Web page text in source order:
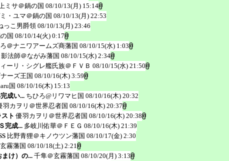
ミサ＠鍋の国 08/10/13(月) 15:14
・ユマ＠鍋の国 08/10/13(月) 22:53
っこ男爵領 08/10/13(月) 23:46
国 08/10/14(火) 0:17
＠ナニワアームズ商藩国 08/10/15(水) 1:03
影法師＠ながみ藩国 08/10/15(水) 2:34
ーリ・シグレ艦氏族＠ＦＶＢ 08/10/15(水) 21:50
ーズ王国 08/10/16(木) 3:59
国 08/10/16(木) 15:13
成い... ちひろ@リワマヒ国 08/10/16(木) 20:32
羽カヲリ＠世界忍者国 08/10/16(木) 20:37
ト 優羽カヲリ＠世界忍者国 08/10/16(木) 20:38
完成... 多岐川佑華＠ＦＥＧ 08/10/16(木) 21:39
比野青狸＠キノウツン藩国 08/10/17(金) 2:30
霧藩国 08/10/18(土) 2:21
け）の... 千隼＠玄霧藩国 08/10/20(月) 3:13